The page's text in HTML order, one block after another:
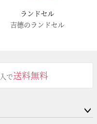
ランドセル
吉德のランドセル
で送料無料